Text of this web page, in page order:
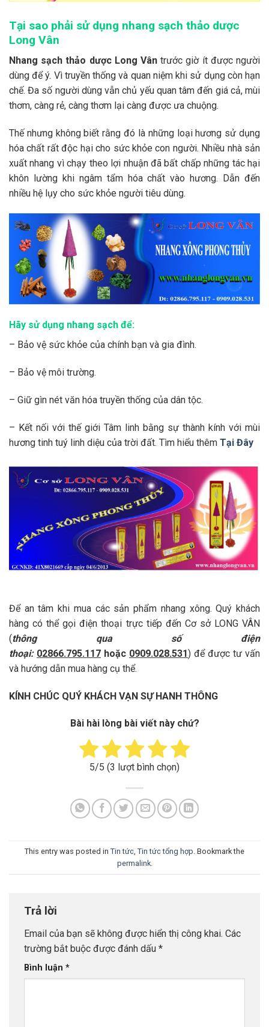
Tại sao phải sử dụng nhang sạch thảo dược
Long Vân
Nhang sạch thảo dược Long Vân trước giờ ít được người
dùng để ý. Vì truyền thống và quan niệm khi sử dụng còn hạn
chế. Đa số người dùng vẫn chủ yếu quan tâm đến giá cả, mùi
thơm, càng rẻ, càng thơm lại càng được ưa chuộng.
Thế nhưng không biết rằng đó là những loại hương sử dụng
hóa chất rất độc hại cho sức khỏe con người. Nhiều nhà sản
xuất nhang vì chạy theo lợi nhuận đã bất chấp những tác hại
khôn lường khi ngâm tẩm hóa chất vào hương. Dẫn đến
nhiều hệ lụy cho sức khỏe người tiêu dùng.
Hãy sử dụng nhang sạch để:
– Bảo vệ sức khỏe của chính bạn và gia đình.
– Bảo vệ môi trường.
– Giữ gìn nét văn hóa truyền thống của dân tộc.
– Kết nối với thế giới Tâm linh bằng sự thành kính với mùi
hương tinh tuý linh diệu của trời đất. Tìm hiểu thêm Tại Đây
Để an tâm khi mua các sản phẩm nhang xông. Quý khách
hàng có thể gọi điện thoại trực tiếp đến Cơ sở LONG VÂN
(thông qua số điện
thoại: 02866.795.117 hoặc 0909.028.531) để được tư vấn
và hướng dẫn mua hàng cụ thể.
KÍNH CHÚC QUÝ KHÁCH VẠN SỰ HANH THÔNG
Bài hài lòng bài viết này chứ?
5/5 (3 lượt bình chọn)
This entry was posted in Tin tức Tin tức tổng hợp . Bookmark the
permalink.
Trả lời
Email của bạn sẽ không được hiển thị công khai. Các
trường bắt buộc được đánh dấu *
Bình luận *